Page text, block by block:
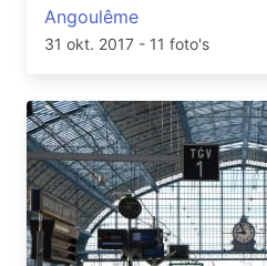
Angoulême
31 okt. 2017 - 11 foto's